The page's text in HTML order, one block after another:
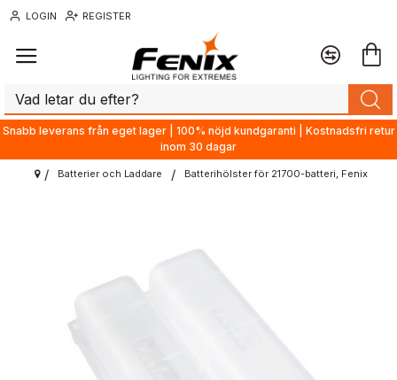
LOGIN REGISTER
Snabb leverans från eget lager | 100% nöjd kundgaranti | Kostnadsfri retur
inom 30 dagar
Batterier och Laddare Batterihölster för 21700-batteri, Fenix